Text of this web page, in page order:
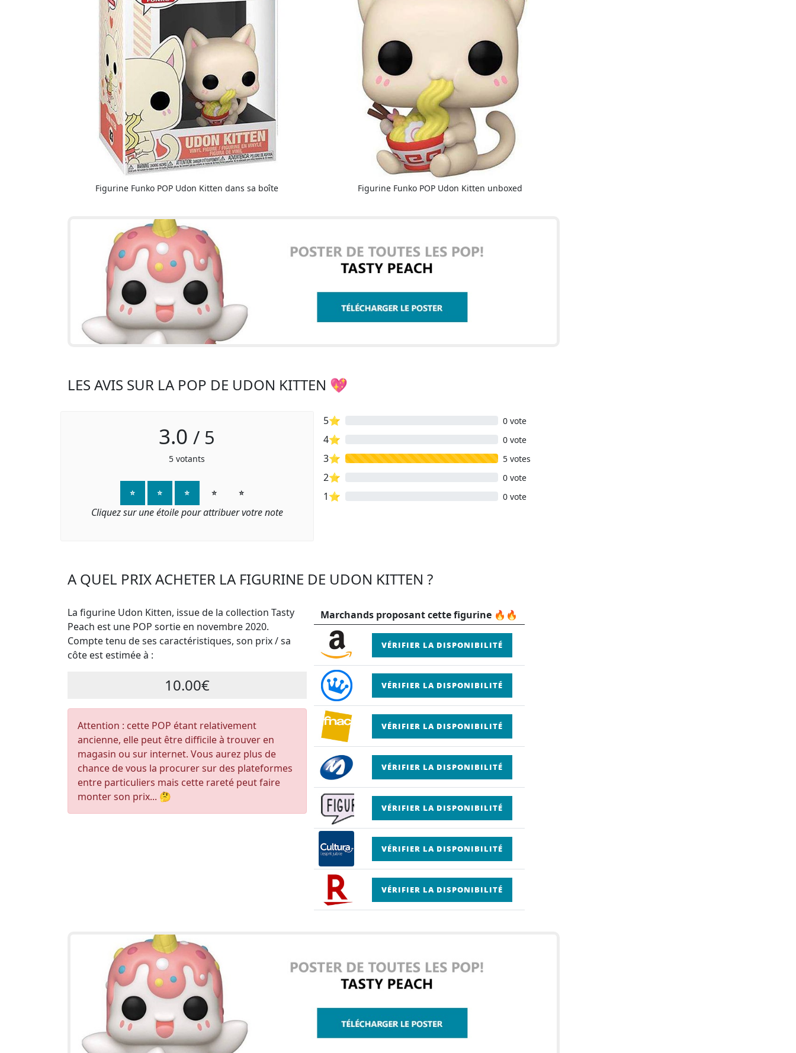
Figurine Funko POP Udon Kitten dans sa boîte Figurine Funko POP Udon Kitten unboxed
LES AVIS SUR LA POP DE UDON KITTEN 💖
3.0 / 5
5 votants
⭐ ⭐ ⭐ ⭐ ⭐
Cliquez sur une étoile pour attribuer votre note
5⭐ 0 vote
4⭐ 0 vote
3⭐ 5 votes
2⭐ 0 vote
1⭐ 0 vote
A QUEL PRIX ACHETER LA FIGURINE DE UDON KITTEN ?
La figurine Udon Kitten, issue de la collection Tasty
Peach est une POP sortie en novembre 2020.
Compte tenu de ses caractéristiques, son prix / sa
côte est estimée à :
10.00€
Attention : cette POP étant relativement
ancienne, elle peut être difficile à trouver en
magasin ou sur internet. Vous aurez plus de
chance de vous la procurer sur des plateformes
entre particuliers mais cette rareté peut faire
monter son prix... 🤔
Marchands proposant cette figurine 🔥🔥
VÉRIFIER LA DISPONIBILITÉ
VÉRIFIER LA DISPONIBILITÉ
VÉRIFIER LA DISPONIBILITÉ
VÉRIFIER LA DISPONIBILITÉ
VÉRIFIER LA DISPONIBILITÉ
VÉRIFIER LA DISPONIBILITÉ
VÉRIFIER LA DISPONIBILITÉ